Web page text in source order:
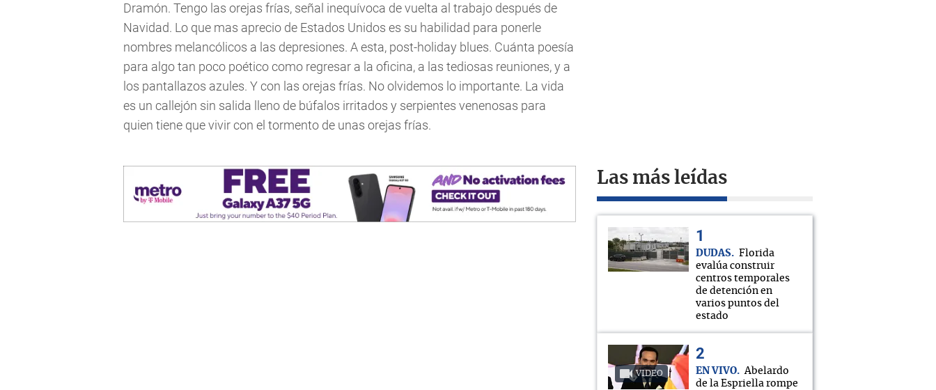
Dramón. Tengo las orejas frías, señal inequívoca de vuelta al trabajo después de
Navidad. Lo que mas aprecio de Estados Unidos es su habilidad para ponerle
nombres melancólicos a las depresiones. A esta, post-holiday blues. Cuánta poesía
para algo tan poco poético como regresar a la oficina, a las tediosas reuniones, y a
los pantallazos azules. Y con las orejas frías. No olvidemos lo importante. La vida
es un callejón sin salida lleno de búfalos irritados y serpientes venenosas para
quien tiene que vivir con el tormento de unas orejas frías.
Las más leídas
DUDAS
Florida
evalúa construir
centros temporales
de detención en
varios puntos del
estado
VIDEO EN VIVO
Abelardo
de la Espriella rompe